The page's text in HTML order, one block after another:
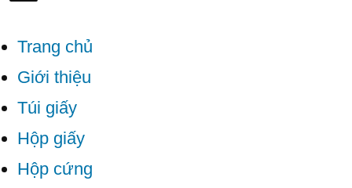
Trang chủ
Giới thiệu
Túi giấy
Hộp giấy
Hộp cứng